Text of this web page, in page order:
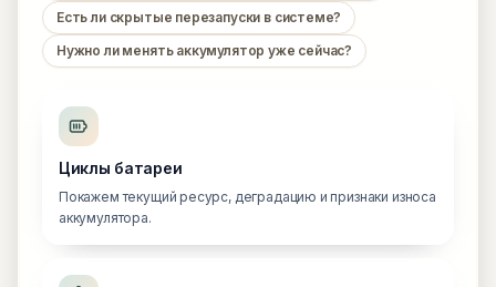
Есть ли скрытые перезапуски в системе?
Нужно ли менять аккумулятор уже сейчас?
Циклы батареи
Покажем текущий ресурс, деградацию и признаки износа
аккумулятора.